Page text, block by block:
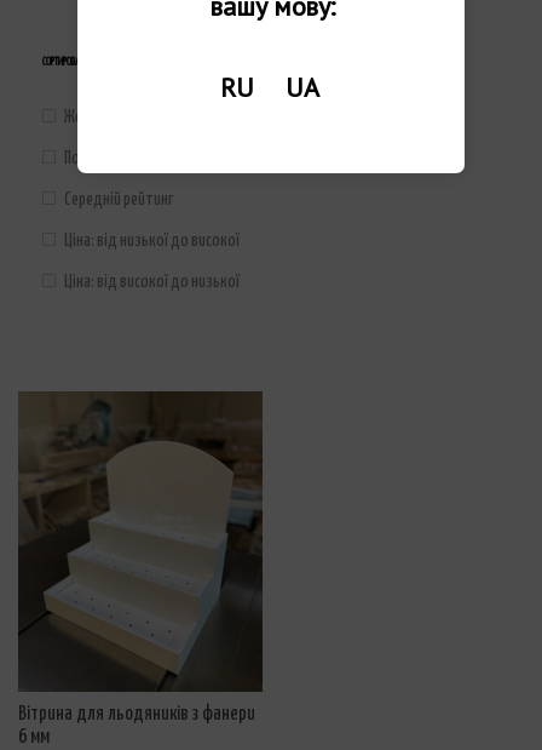
СОРТИРОВАТЬ ПО
Жоден
Популярність
Середній рейтинг
Ціна: від низької до високої
Ціна: від високої до низької
Вітрина для льодяників з фанери
6 мм
RU UA